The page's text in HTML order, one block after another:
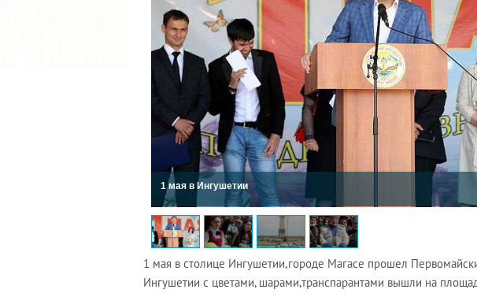
1 мая в Ингушетии
1 мая в столице Ингушетии,городе Магасе прошел
Ингушетии с цветами, шарами,транспарантами вышли на
2022 ГОД ПРОВОЗГЛАШЕН ГОДОМ
МАТЕРИ В ЯКУТИИ
19.12.2021